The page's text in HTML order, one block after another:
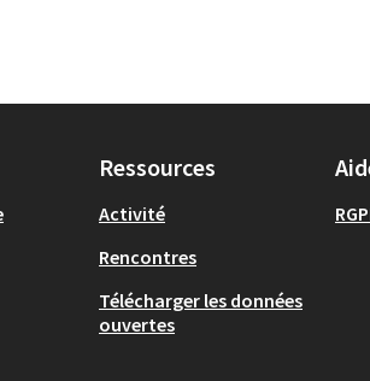
Ressources
Activité
Rencontres
Télécharger les données
ouvertes